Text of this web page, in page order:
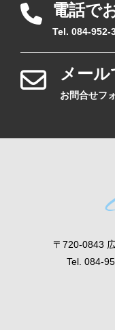
電話で
Tel. 084-952-
メー
お問合せフ
〒720-0843
Tel. 084-